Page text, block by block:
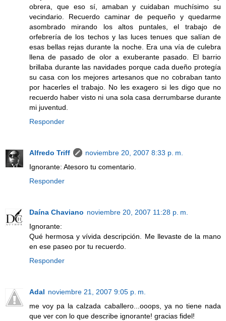
obrera, que eso sí, amaban y cuidaban muchísimo su
vecindario. Recuerdo caminar de pequeño y quedarme
asombrado mirando los altos puntales, el trabajo de
orfebrería de los techos y las luces tenues que salían de
esas bellas rejas durante la noche. Era una vía de culebra
llena de pasado de olor a exuberante pasado. El barrio
brillaba durante las navidades porque cada dueño protegía
su casa con los mejores artesanos que no cobraban tanto
por hacerles el trabajo. No les exagero si les digo que no
recuerdo haber visto ni una sola casa derrumbarse durante
mi juventud.
Responder
Alfredo Triff
noviembre 20, 2007 8:33 p. m.
Ignorante: Atesoro tu comentario.
Responder
Daína Chaviano noviembre 20, 2007 11:28 p. m.
Ignorante:
Qué hermosa y vívida descripción. Me llevaste de la mano
en ese paseo por tu recuerdo.
Responder
Adal noviembre 21, 2007 9:05 p. m.
me voy pa la calzada caballero...ooops, ya no tiene nada
que ver con lo que describe ignorante! gracias fidel!